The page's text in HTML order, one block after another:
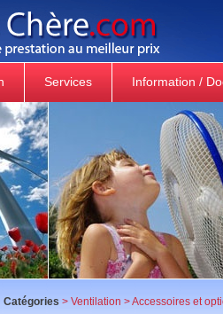
Services Information /
Catégories > Ventilation >Accessoires et